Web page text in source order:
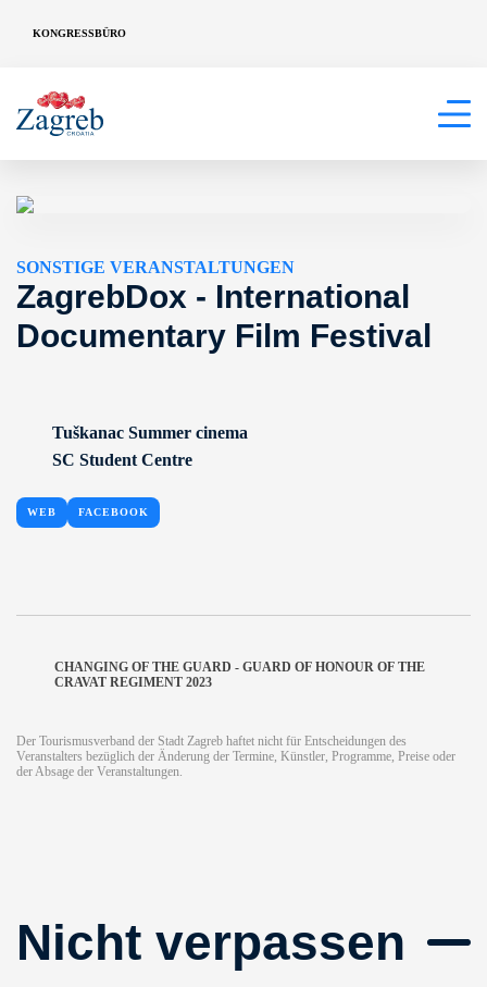
KONGRESSBÜRO
SONSTIGE VERANSTALTUNGEN
ZagrebDox - International
Documentary Film Festival
Tuškanac Summer cinema
SC Student Centre
WEB FACEBOOK
CHANGING OF THE GUARD - GUARD OF HONOUR OF THE
CRAVAT REGIMENT 2023
Der Tourismusverband der Stadt Zagreb haftet nicht für Entscheidungen des
Veranstalters bezüglich der Änderung der Termine, Künstler, Programme, Preise oder
der Absage der Veranstaltungen.
Nicht verpassen